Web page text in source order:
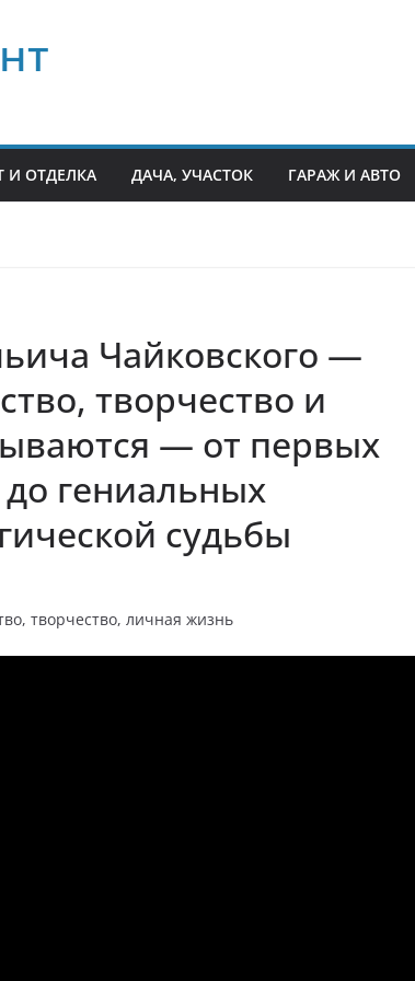
И ОТДЕЛКА ДАЧА, УЧАСТОК ГАРАЖ И АВТО
Чайковского —
творчество и
— от первых
гениальных
судьбы